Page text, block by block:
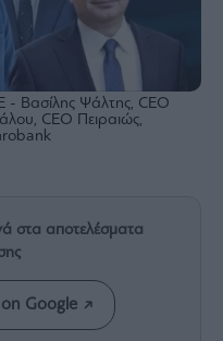
Βασίλης Ψάλτης, CEO
CEO Πειραιώς,
στα αποτελέσματα
Google